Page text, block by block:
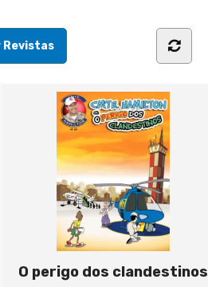
O perigo dos clandestinos